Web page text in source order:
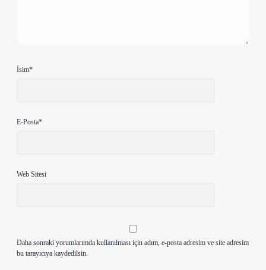
İsim*
E-Posta*
Web Sitesi
Daha sonraki yorumlarımda kullanılması için adım, e-posta adresim ve site adresim
bu tarayıcıya kaydedilsin.